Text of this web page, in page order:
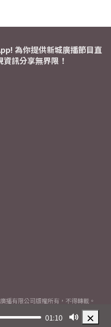
01:10
為你提供新城廣播節目直
訊分享無界限！
播有限公司版權所有，不得轉載。
Limited. All rights reserved.